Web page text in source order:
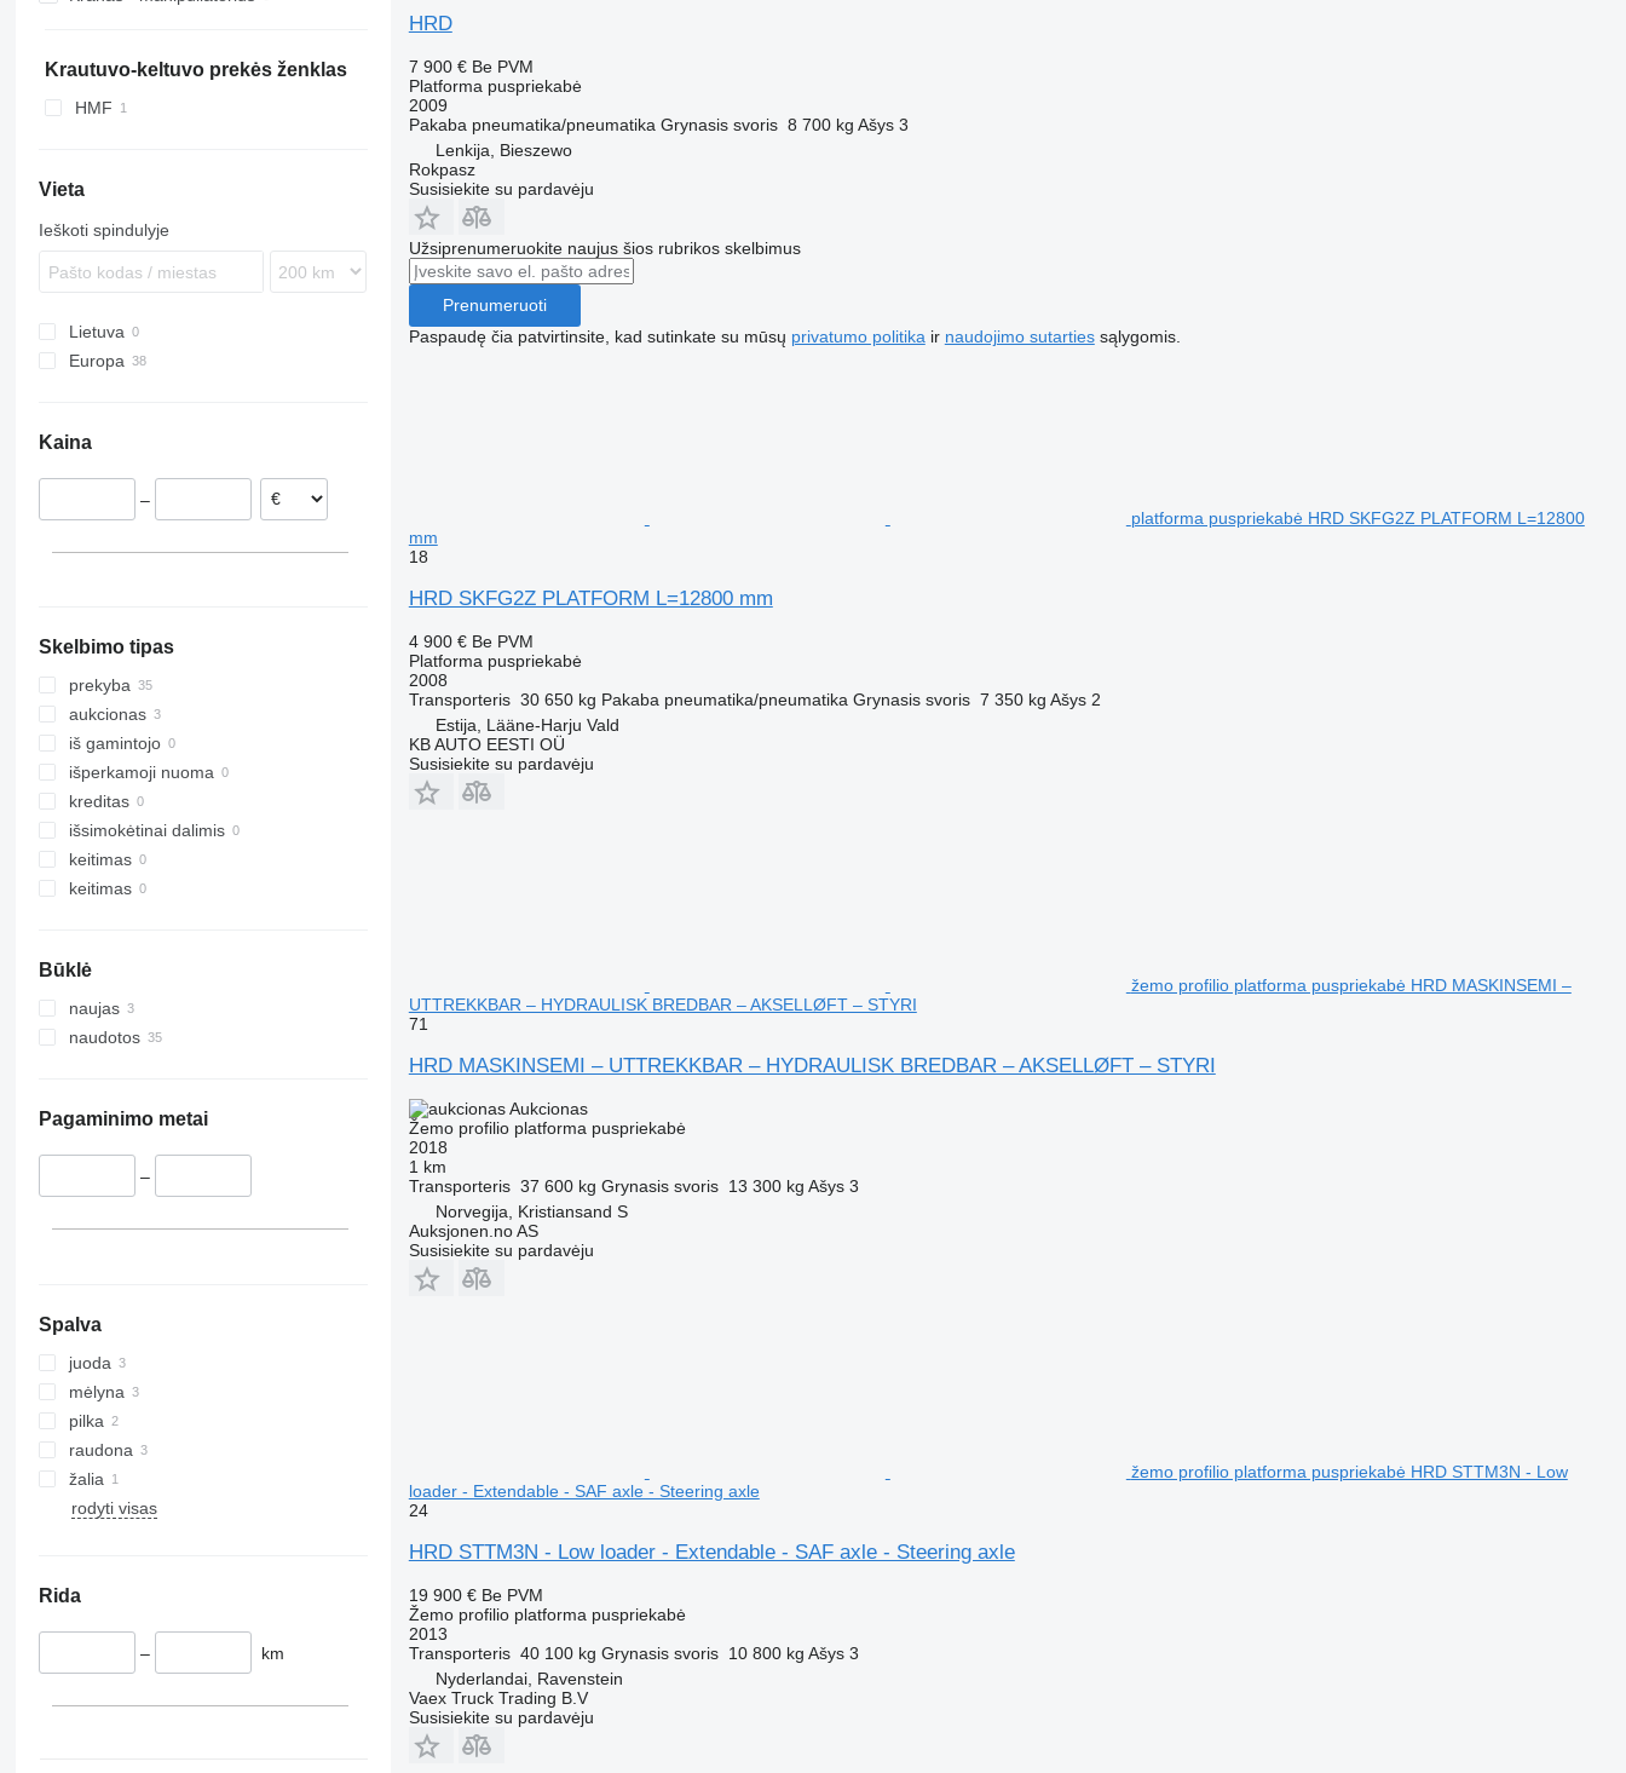
TKS
SGF
Krautuvo-keltuvo prekės ženklas
HMF
Vieta
Ieškoti spindulyje
Lietuva
Europa
Danija
Švedija
Kaina
–
Skelbimo tipas
prekyba
aukcionas
iš gamintojo
išperkamoji nuoma
kreditas
išsimokėtinai dalimis
keitimas
keitimas
Būklė
naujas
naudotos
Pagaminimo metai
–
Spalva
juoda
mėlyna
pilka
raudona
žalia
rodyti visas
Rida
– km
HRD
7 900 € Be PVM
Platforma puspriekabė
2009
Pakaba pneumatika/pneumatika Grynasis svoris 8 700 kg Ašys 3
Lenkija, Bieszewo
Rokpasz
Susisiekite su pardavėju
Užsiprenumeruokite naujus šios rubrikos skelbimus
Prenumeruoti
Paspaudę čia patvirtinsite, kad sutinkate su mūsų privatumo politika ir naudojimo sutartiessąlygomis.
platforma puspriekabė HRD SKFG2Z PLATFORM L=12800
mm
18
HRD SKFG2Z PLATFORM L=12800 mm
4 900 € Be PVM
Platforma puspriekabė
2008
Transporteris 30 650 kg Pakaba pneumatika/pneumatika Grynasis svoris 7 350 kg Ašys 2
Estija, Lääne-Harju Vald
KB AUTO EESTI OÜ
Susisiekite su pardavėju
žemo profilio platforma puspriekabė HRD MASKINSEMI –
UTTREKKBAR – HYDRAULISK BREDBAR – AKSELLØFT – STYRI
71
HRD MASKINSEMI – UTTREKKBAR – HYDRAULISK BREDBAR – AKSELLØFT – STYRI
Aukcionas
Žemo profilio platforma puspriekabė
2018
1 km
Transporteris 37 600 kg Grynasis svoris 13 300 kg Ašys 3
Norvegija, Kristiansand S
Auksjonen.no AS
Susisiekite su pardavėju
žemo profilio platforma puspriekabė HRD STTM3N - Low
loader - Extendable - SAF axle - Steering axle
24
HRD STTM3N - Low loader - Extendable - SAF axle - Steering axle
19 900 € Be PVM
Žemo profilio platforma puspriekabė
2013
Transporteris 40 100 kg Grynasis svoris 10 800 kg Ašys 3
Nyderlandai, Ravenstein
Vaex Truck Trading B.V
Susisiekite su pardavėju